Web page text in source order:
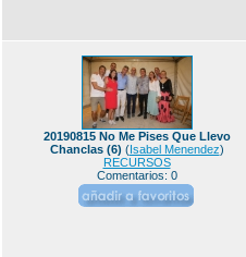
20190815 No Me Pises Que Llevo
Chanclas (6) (Isabel Menendez)
RECURSOS
Comentarios: 0